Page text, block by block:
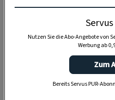
Servus
Nutzen Sie die Abo-Angebote von
Werbung ab
Zum
Bereits Servus PUR-